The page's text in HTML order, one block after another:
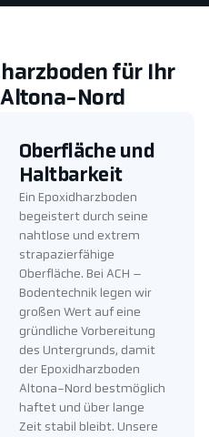
für Ihr
Nord
Oberfläche und
Haltbarkeit
Ein Epoxidharzboden
begeistert durch seine
nahtlose und extrem
strapazierfähige
Oberfläche. Bei ACH –
Bodentechnik legen wir
großen Wert auf eine
gründliche Vorbereitung
des Untergrunds, damit
der Epoxidharzboden
Altona-Nord bestmöglich
haftet und über lange
Zeit stabil bleibt. Unsere